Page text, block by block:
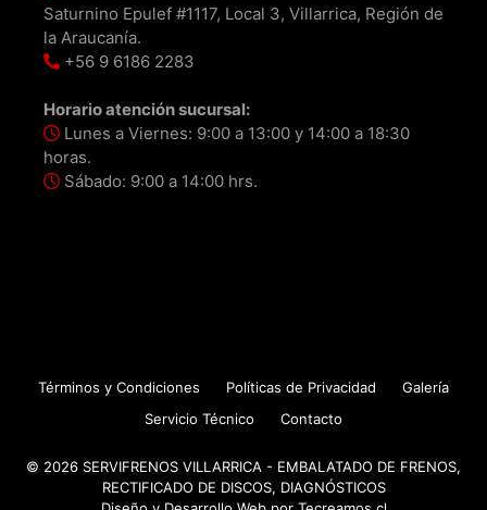
Saturnino Epulef #1117, Local 3, Villarrica, Región de
la Araucanía.
+56 9 6186 2283
Horario atención sucursal:
Lunes a Viernes: 9:00 a 13:00 y 14:00 a 18:30
horas.
Sábado: 9:00 a 14:00 hrs.
Términos y Condiciones Políticas de Privacidad
Galería
Servicio Técnico
Contacto
© 2026 SERVIFRENOS VILLARRICA - EMBALATADO DE FRENOS,
RECTIFICADO DE DISCOS, DIAGNÓSTICOS